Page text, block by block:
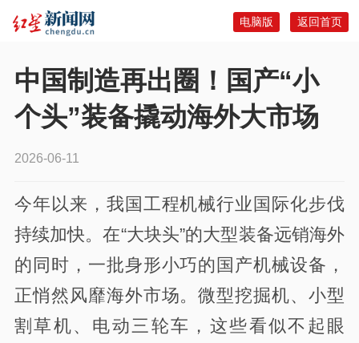
返回首页
电脑版
中国制造再出圈！国产“小
个头”装备撬动海外大市场
2026-06-11
今年以来，我国工程机械行业国际化步伐
持续加快。在“大块头”的大型装备远销海外
的同时，一批身形小巧的国产机械设备，
正悄然风靡海外市场。微型挖掘机、小型
割草机、电动三轮车，这些看似不起眼